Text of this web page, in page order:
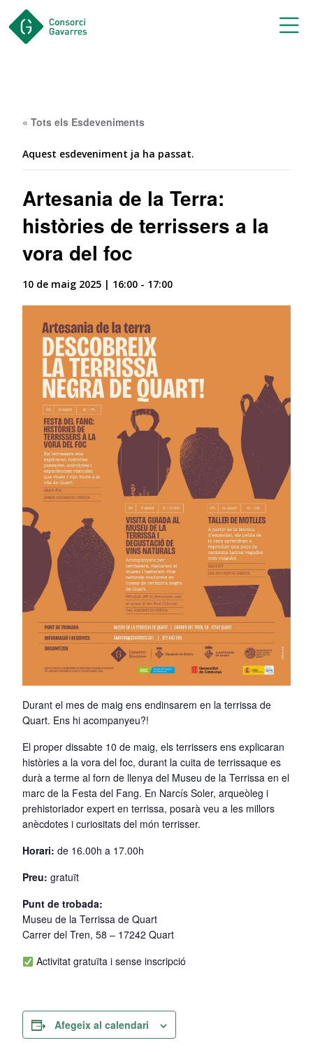
« Tots els Esdeveniments
Aquest esdeveniment ja ha passat.
Artesania de la Terra:
històries de terrissers a la
vora del foc
10 de maig 2025 | 16:00 - 17:00
Durant el mes de maig ens endinsarem en la terrissa de
Quart. Ens hi acompanyeu?!
El proper dissabte 10 de maig, els terrissers ens explicaran
històries a la vora del foc, durant la cuita de terrissaque es
durà a terme al forn de llenya del Museu de la Terrissa en el
marc de la Festa del Fang. En Narcís Soler, arqueòleg i
prehistoriador expert en terrissa, posarà veu a les millors
anècdotes i curiositats del món terrisser.
Horari: de 16.00h a 17.00h
Preu: gratuït
Punt de trobada:
Museu de la Terrissa de Quart
Carrer del Tren, 58 – 17242 Quart
Activitat gratuïta i sense inscripció
Afegeix al calendari